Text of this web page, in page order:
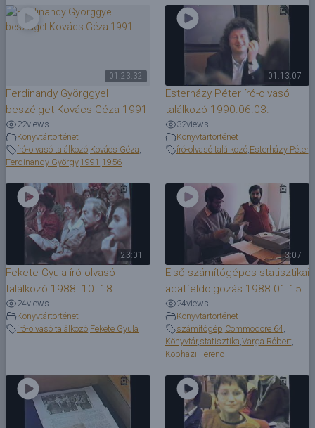
01:23:32
Ferdinandy Györggyel
beszélget Kovács Géza 1991
22views
Könyvtártörténet
író-olvasó találkozó,Kovács Géza,
Ferdinandy György,1991 ,1956
01:13:07
Esterházy Péter író-olvasó
találkozó 1990.06.03.
32views
Könyvtártörténet
író-olvasó találkozó,Esterházy Péter
23:01
Fekete Gyula író-olvasó
találkozó 1988. 10. 18.
24views
Könyvtártörténet
író-olvasó találkozó Fekete Gyula
3:07
Első számítógépes statisztikai
adatfeldolgozás 1988.01.15.
24views
Könyvtártörténet
számítógép Commodore 64,
Könyvtár, statisztika Varga Róbert
Kopházi Ferenc